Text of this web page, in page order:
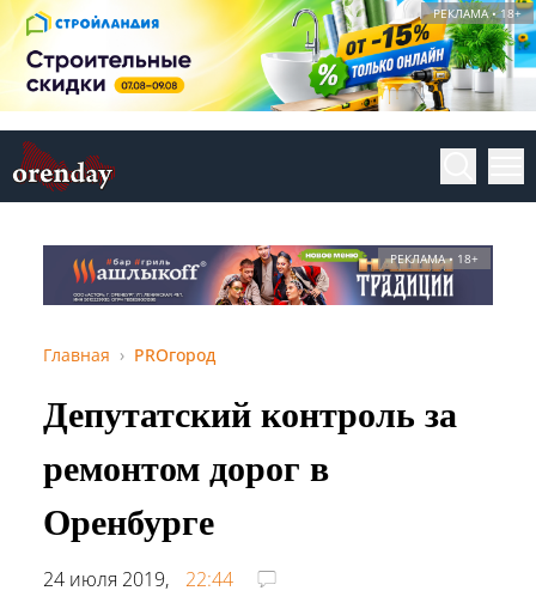
РЕКЛАМА • 18+
РЕКЛАМА • 18+
Главная PROгород
Депутатский контроль за
ремонтом дорог в
Оренбурге
24 июля 2019,
22:44